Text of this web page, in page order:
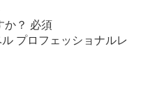
か？ 必須
プロフェッショナルレ